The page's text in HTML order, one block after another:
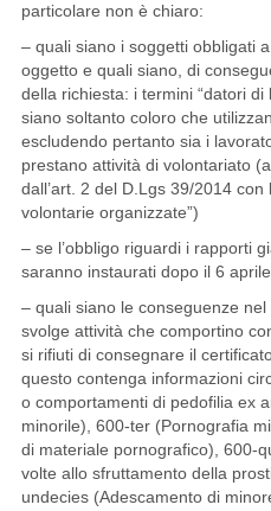
particolare non è chiaro:
– quali siano i soggetti obbligati
oggetto e quali siano, di
della richiesta: i termini “datori
siano soltanto coloro che
escludendo pertanto sia i
prestano attività di volontariato
dall’art. 2 del D.Lgs 39/2014 con
volontarie organizzate”)
– se l’obbligo riguardi i rapporti
saranno instaurati dopo il 6
– quali siano le conseguenze
svolge attività che comportino
si rifiuti di consegnare il
questo contenga informazioni
o comportamenti di pedofilia ex
minorile), 600-ter (Pornografia
di materiale pornografico), 600-
volte allo sfruttamento della
undecies (Adescamento di